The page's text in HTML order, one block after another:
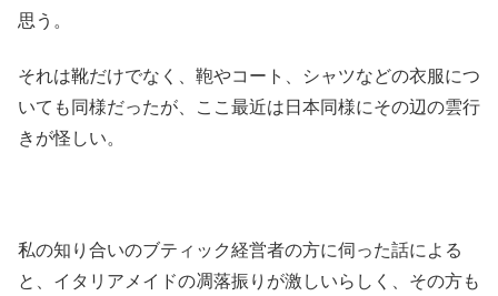
思う。
それは靴だけでなく、鞄やコート、シャツなどの衣服につ
いても同様だったが、ここ最近は日本同様にその辺の雲行
きが怪しい。
私の知り合いのブティック経営者の方に伺った話による
と、イタリアメイドの凋落振りが激しいらしく、その方も